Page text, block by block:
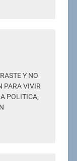
Y NO
PARA VIVIR
POLITICA,